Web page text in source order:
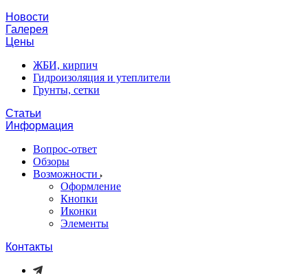
Новости
Галерея
Цены
ЖБИ, кирпич
Гидроизоляция и утеплители
Грунты, сетки
Статьи
Информация
Вопрос-ответ
Обзоры
Возможности
Оформление
Кнопки
Иконки
Элементы
Контакты